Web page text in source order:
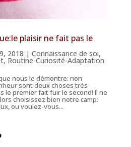
plaisir ne fait pas le
2018 | Connaissance de soi,
, Routine-Curiosité-Adaptation
nous le démontre: non
sont deux choses très
le premier fait fuir le second! Il ne
choisissez bien notre camp:
ou voulez-vous...